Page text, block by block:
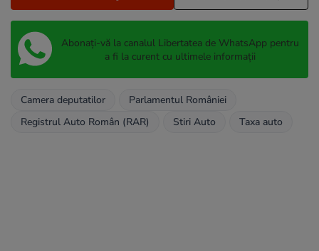
Abonați-vă la canalul Libertatea de WhatsApp pentru
a fi la curent cu ultimele informații
Camera deputatilor
Parlamentul României
Registrul Auto Român (RAR)
Stiri Auto Taxa auto